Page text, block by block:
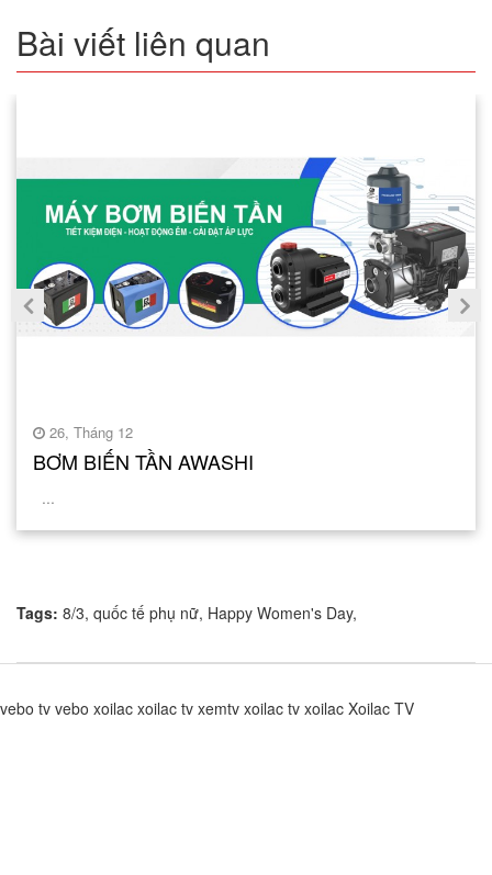
Bài viết liên quan
26, Tháng 12
BƠM BIẾN TẦN AWASHI
...
Tags: 8/3, quốc tế phụ nữ, Happy Women's Day,
vebo tv vebo xoilac xoilac tv xemtv xoilac tv xoilac Xoilac TV